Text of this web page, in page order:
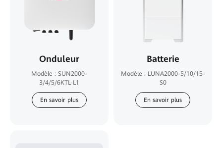
Onduleur
Modèle : SUN2000-
3/4/5/6KTL-L1
En savoir plus
Batterie
Modèle : LUNA2000-5/10/15-
S0
En savoir plus